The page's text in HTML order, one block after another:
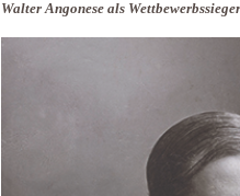
Walter Angonese als